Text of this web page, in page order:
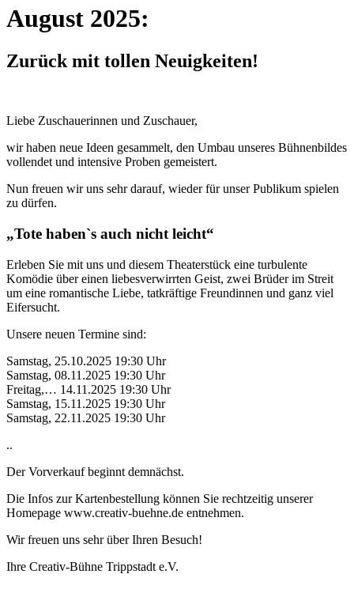
August 2025:
Zurück mit tollen Neuigkeiten!
Liebe Zuschauerinnen und Zuschauer,
wir haben neue Ideen gesammelt, den Umbau unseres Bühnenbildes
vollendet und intensive Proben gemeistert.
Nun freuen wir uns sehr darauf, wieder für unser Publikum spielen
zu dürfen.
„Tote haben`s auch nicht leicht“
Erleben Sie mit uns und diesem Theaterstück eine turbulente
Komödie über einen liebesverwirrten Geist, zwei Brüder im Streit
um eine romantische Liebe, tatkräftige Freundinnen und ganz viel
Eifersucht.
Unsere neuen Termine sind:
Samstag, 25.10.2025 19:30 Uhr
Samstag, 08.11.2025 19:30 Uhr
Freitag,… 14.11.2025 19:30 Uhr
Samstag, 15.11.2025 19:30 Uhr
Samstag, 22.11.2025 19:30 Uhr
..
Der Vorverkauf beginnt demnächst.
Die Infos zur Kartenbestellung können Sie rechtzeitig unserer
Homepage www.creativ-buehne.de entnehmen.
Wir freuen uns sehr über Ihren Besuch!
Ihre Creativ-Bühne Trippstadt e.V.